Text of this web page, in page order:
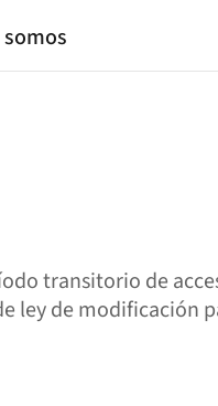
transitorio de
ley de modificación